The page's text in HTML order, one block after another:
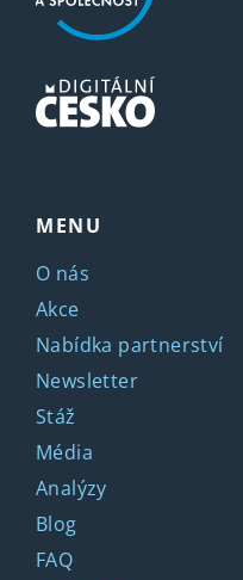
MENU
O nás
Akce
Nabídka partnerství
Newsletter
Stáž
Média
Analýzy
Blog
FAQ